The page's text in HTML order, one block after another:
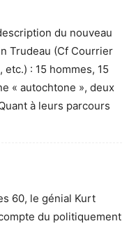
du nouveau
Trudeau (Cf Courrier
: 15 hommes, 15
« autochtone », deux
à leurs parcours
60, le génial Kurt
du politiquement